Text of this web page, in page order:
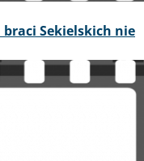
Sekielskich nie